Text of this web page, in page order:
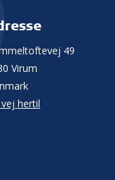
49
Virum
vej hertil